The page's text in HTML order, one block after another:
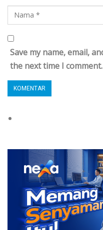
Save my name, email,
the next time I comment.